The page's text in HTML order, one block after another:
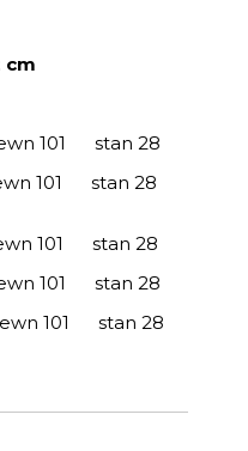
cm
101 stan 28
101 stan 28
101 stan 28
101 stan 28
101 stan 28